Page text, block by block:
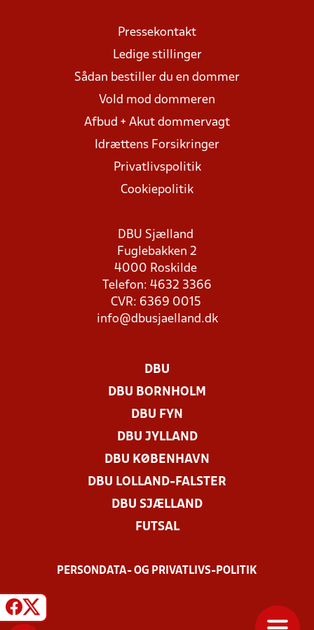
Pressekontakt
Ledige stillinger
Sådan bestiller du en dommer
Vold mod dommeren
Afbud + Akut dommervagt
Idrættens Forsikringer
Privatlivspolitik
Cookiepolitik
DBU Sjælland
Fuglebakken 2
4000 Roskilde
Telefon: 4632 3366
CVR: 6369 0015
info@dbusjaelland.dk
DBU
DBU BORNHOLM
DBU FYN
DBU JYLLAND
DBU KØBENHAVN
DBU LOLLAND-FALSTER
DBU SJÆLLAND
FUTSAL
PERSONDATA- OG PRIVATLIVS-POLITIK